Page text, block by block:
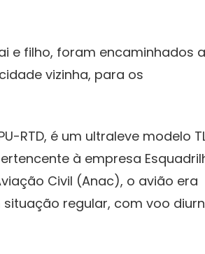
e filho, foram encaminhados
vizinha, para os
RTD, é um ultraleve modelo
à empresa
Civil (Anac), o avião era
regular, com voo